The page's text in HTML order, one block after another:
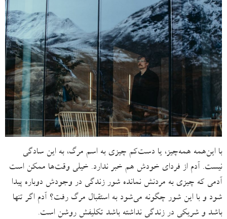
با این‌همه همه‌چیز، یا دست‌کم چیزی به اسم مرگ، به این سادگی
نیست. آدم از فردای خودش هم خبر ندارد. خیلی وقت‌ها ممکن است
آدمی که چیزی به مردنش نمانده شور زندگی در وجودش دوباره پیدا
شود و با این شور چگونه می‌شود به استقبال مرگ رفت؟ آدم اگر تنها
باشد و شریکی در زندگی نداشته باشد تکلیفش روشن است.